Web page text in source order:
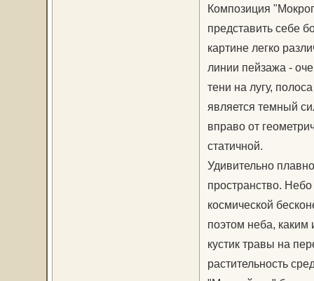
Композиция
представить себе
картине легко
линии пейзажа -
тени на лугу,
является темный
вправо от
статичной.
Удивительно
пространство.
космической
поэтом неба,
кустик травы на
растительность